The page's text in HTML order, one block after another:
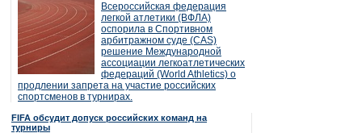
Всероссийская федерация
легкой атлетики (ВФЛА)
оспорила в Спортивном
арбитражном суде (CAS)
решение Международной
ассоциации легкоатлетических
федераций (World Athletics) о
продлении запрета на участие российских
спортсменов в турнирах.
FIFA обсудит допуск российских команд на
турниры